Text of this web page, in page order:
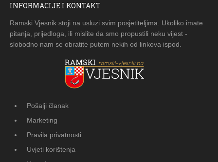
INFORMACIJE I KONTAKT
Ramski Vjesnik stoji na usluzi svim posjetiteljima. Ukoliko imate
pitanja, prijedloga, ili mislite da smo propustili neku vijest -
slobodno nam se obratite putem nekih od linkova ispod.
Pošalji članak
Marketing
Pravila privatnosti
Uvjeti korištenja